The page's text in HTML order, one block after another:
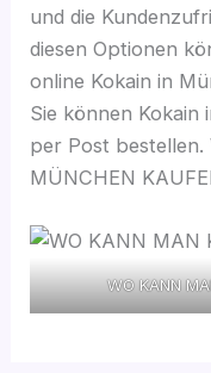
und die
diesen Optionen
online Kokain in
Sie können Kokain
per Post bestellen.
MÜNCHEN
WO KANN